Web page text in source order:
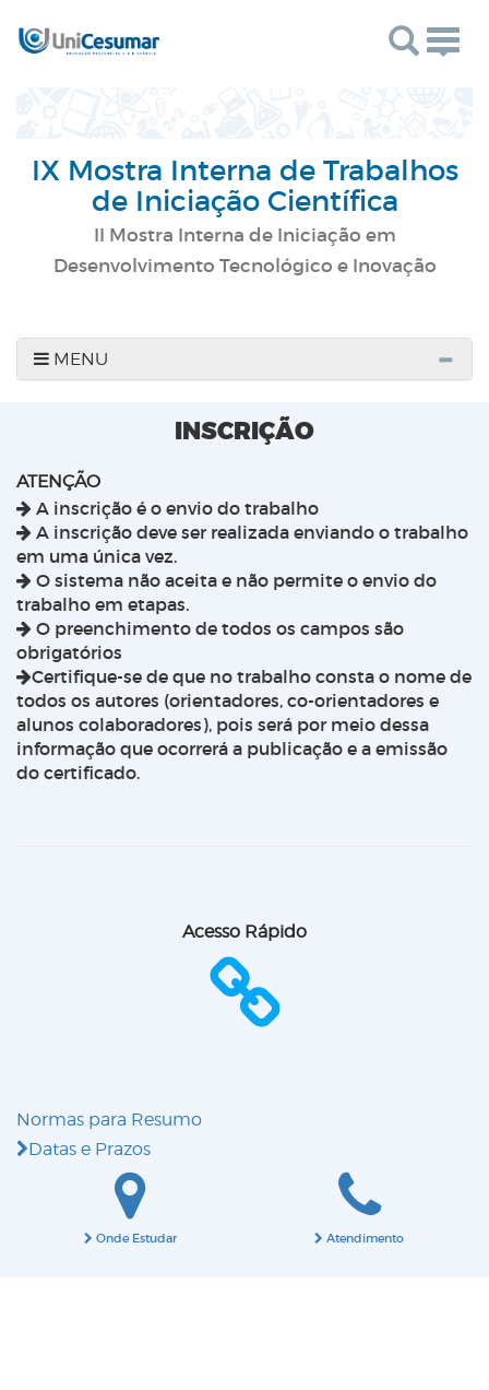
IX Mostra Interna de Trabalhos
de Iniciação Científica
II Mostra Interna de Iniciação em
Desenvolvimento Tecnológico e Inovação
MENU
INSCRIÇÃO
ATENÇÃO
A inscrição é o envio do trabalho
A inscrição deve ser realizada enviando o trabalho
em uma única vez.
O sistema não aceita e não permite o envio do
trabalho em etapas.
O preenchimento de todos os campos são
obrigatórios
Certifique-se de que no trabalho consta o nome de
todos os autores (orientadores, co-orientadores e
alunos colaboradores), pois será por meio dessa
informação que ocorrerá a publicação e a emissão
do certificado.
Acesso Rápido
Normas para Resumo
Datas e Prazos
Onde Estudar Atendimento